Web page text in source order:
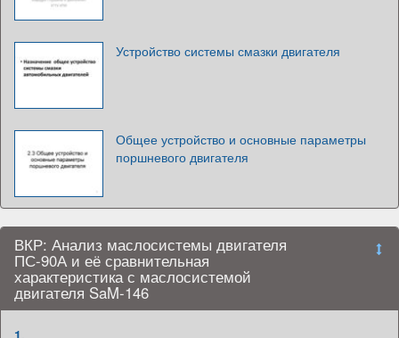
Устройство системы смазки двигателя
Общее устройство и основные параметры
поршневого двигателя
ВКР: Анализ маслосистемы двигателя
ПС-90А и её сравнительная
характеристика с маслосистемой
двигателя SaM-146